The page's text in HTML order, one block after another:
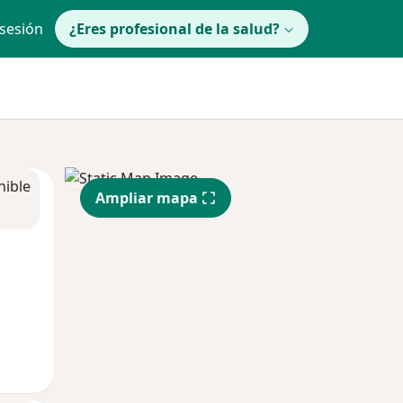
¿Eres profesional de la salud?
Ampliar mapa